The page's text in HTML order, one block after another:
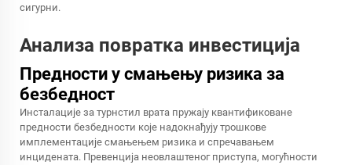
сигурни.
Анализа повратка инвестиција
Предности у смањењу ризика за
безбедност
Инсталације за турнстил врата пружају квантификоване
предности безбедности које надокнађују трошкове
имплементације смањењем ризика и спречавањем
инцидената. Превенција неовлаштеног приступа, могућности